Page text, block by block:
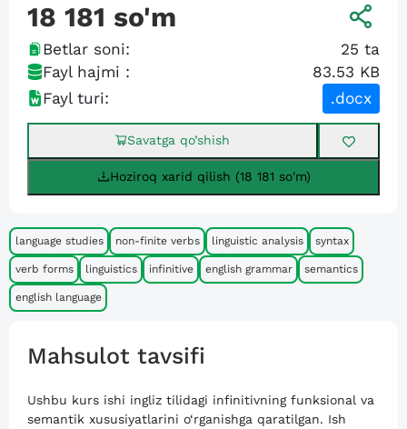
18 181 so'm
Betlar soni: 25 ta
Fayl hajmi :
83.53 KB
Fayl turi:
.docx
Savatga qo’shish
Hoziroq xarid qilish (18 181 so'm)
language studies non-finite verbs linguistic analysis syntax
verb forms linguistics infinitive english grammar semantics
english language
Mahsulot tavsifi
Ushbu kurs ishi ingliz tilidagi infinitivning funksional va
semantik xususiyatlarini o‘rganishga qaratilgan. Ish